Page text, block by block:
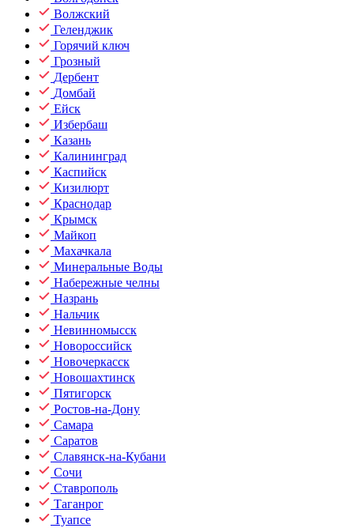
Волжский
Геленджик
Горячий ключ
Грозный
Дербент
Домбай
Ейск
Избербаш
Казань
Калининград
Каспийск
Кизилюрт
Краснодар
Крымск
Майкоп
Махачкала
Минеральные Воды
Набережные челны
Назрань
Нальчик
Невинномысск
Новороссийск
Новочеркасск
Новошахтинск
Пятигорск
Ростов-на-Дону
Самара
Саратов
Славянск-на-Кубани
Сочи
Ставрополь
Таганрог
Туапсе